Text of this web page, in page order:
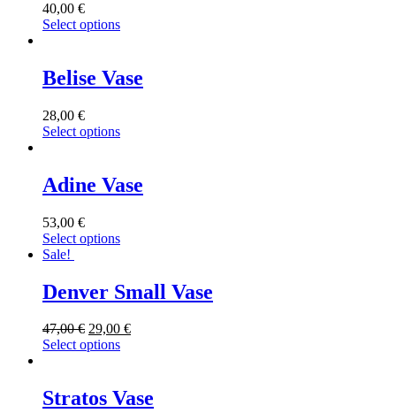
40,00 €
Select options
Belise Vase
28,00 €
Select options
Adine Vase
53,00 €
Select options
Sale!
Denver Small Vase
47,00€ 29,00 €
Select options
Stratos Vase